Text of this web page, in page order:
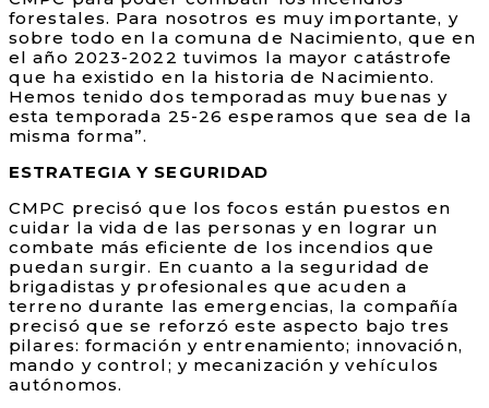
forestales. Para nosotros es muy importante, y
sobre todo en la comuna de Nacimiento, que en
el año 2023-2022 tuvimos la mayor catástrofe
que ha existido en la historia de Nacimiento.
Hemos tenido dos temporadas muy buenas y
esta temporada 25-26 esperamos que sea de la
misma forma”.
ESTRATEGIA Y SEGURIDAD
CMPC precisó que los focos están puestos en
cuidar la vida de las personas y en lograr un
combate más eficiente de los incendios que
puedan surgir. En cuanto a la seguridad de
brigadistas y profesionales que acuden a
terreno durante las emergencias, la compañía
precisó que se reforzó este aspecto bajo tres
pilares: formación y entrenamiento; innovación,
mando y control; y mecanización y vehículos
autónomos.